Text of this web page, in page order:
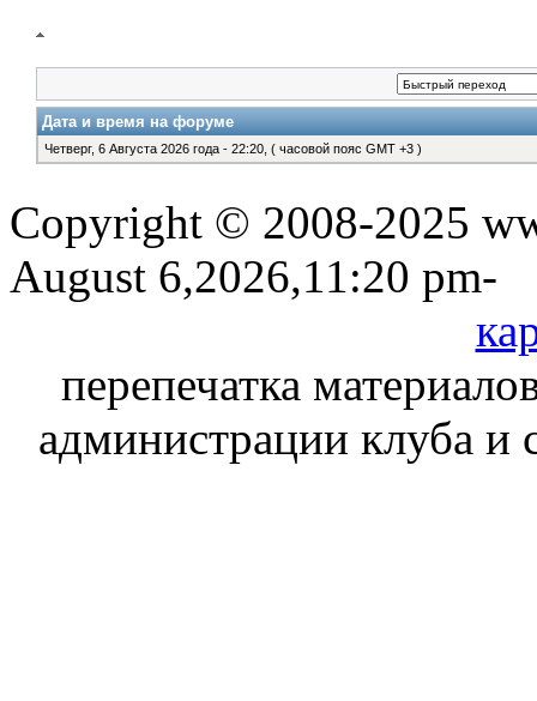
Дата и время на форуме
Четверг, 6 Августа 2026 года - 22:20, ( часовой пояс GMT +3 )
Copyright © 2008-2025
August 6,2026,11:20 pm-
перепечатка
администрации клуба и